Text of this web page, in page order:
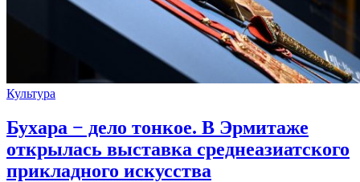
Культура
Бухара − дело тонкое. В Эрмитаже
открылась выставка среднеазиатского
прикладного искусства